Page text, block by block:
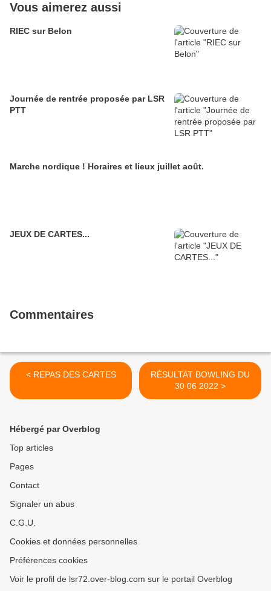
Vous aimerez aussi
RIEC sur Belon
Journée de rentrée proposée par LSR
PTT
Marche nordique ! Horaires et lieux juillet août.
JEUX DE CARTES...
Commentaires
< REPAS DES CARTES
RÉSULTAT BOWLING DU
30 06 2022 >
Hébergé par Overblog
Top articles
Pages
Contact
Signaler un abus
C.G.U.
Cookies et données personnelles
Préférences cookies
Voir le profil de lsr72.over-blog.com sur le portail Overblog